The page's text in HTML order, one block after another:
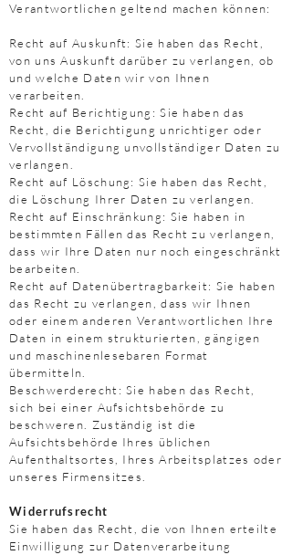
Verantwortlichen geltend machen können:
Recht auf Auskunft: Sie haben das Recht,
von uns Auskunft darüber zu verlangen, ob
und welche Daten wir von Ihnen
verarbeiten.
Recht auf Berichtigung: Sie haben das
Recht, die Berichtigung unrichtiger oder
Vervollständigung unvollständiger Daten zu
verlangen.
Recht auf Löschung: Sie haben das Recht,
die Löschung Ihrer Daten zu verlangen.
Recht auf Einschränkung: Sie haben in
bestimmten Fällen das Recht zu verlangen,
dass wir Ihre Daten nur noch eingeschränkt
bearbeiten.
Recht auf Datenübertragbarkeit: Sie haben
das Recht zu verlangen, dass wir Ihnen
oder einem anderen Verantwortlichen Ihre
Daten in einem strukturierten, gängigen
und maschinenlesebaren Format
übermitteln.
Beschwerderecht: Sie haben das Recht,
sich bei einer Aufsichtsbehörde zu
beschweren. Zuständig ist die
Aufsichtsbehörde Ihres üblichen
Aufenthaltsortes, Ihres Arbeitsplatzes oder
unseres Firmensitzes.
Widerrufsrecht
Sie haben das Recht, die von Ihnen erteilte
Einwilligung zur Datenverarbeitung